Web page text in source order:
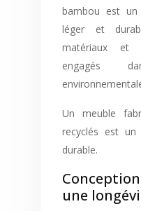
bambou est un
léger et
matériaux et
engagés
Un meuble
recyclés est un
durable.
une